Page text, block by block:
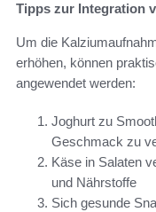
Tipps zur Integration
Um die
erhöhen, können
angewendet werden:
Joghurt zu
Geschmack zu
Käse in Salaten
und Nährstoffe
Sich gesunde